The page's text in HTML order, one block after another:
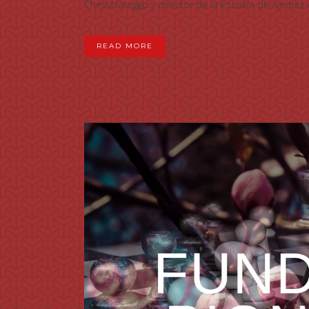
Chesstrateggo y director de la Escuela de Ajedrez
READ MORE